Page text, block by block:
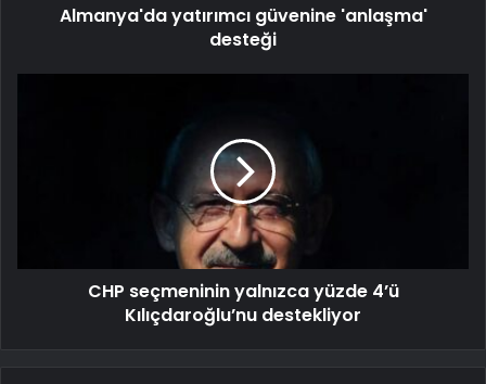
Almanya'da yatırımcı güvenine 'anlaşma'
desteği
CHP seçmeninin yalnızca yüzde 4’ü
Kılıçdaroğlu’nu destekliyor